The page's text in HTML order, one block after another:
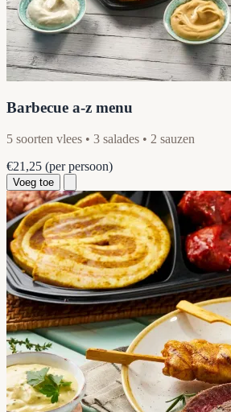
Barbecue a-z menu
5 soorten vlees • 3 salades • 2 sauzen
€21,25 (per persoon)
Voeg toe